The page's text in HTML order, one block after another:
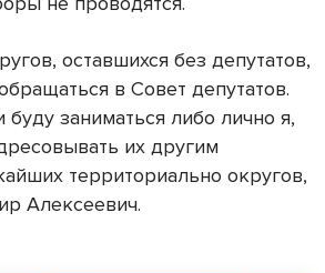
оставшихся без депутатов,
в Совет депутатов.
заниматься либо лично я,
их другим
территориально округов,
Алексеевич.